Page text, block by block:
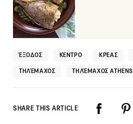
ΈΞΟΔΟΣ ΚΈΝΤΡΟ ΚΡΈΑΣ
ΤΗΛΈΜΑΧΟΣ ΤΗΛΈΜΑΧΟΣ ATHENS
SHARE THIS ARTICLE